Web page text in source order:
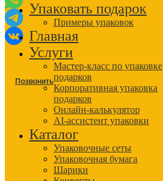
Позвонить
Упаковать подарок
Примеры упаковок
Главная
Услуги
Мастер-класс по упаковке
подарков
Корпоративная упаковка
подарков
Онлайн-калькулятор
AI-ассистент упаковки
Каталог
Упаковочные сеты
Упаковочная бумага
Шарики